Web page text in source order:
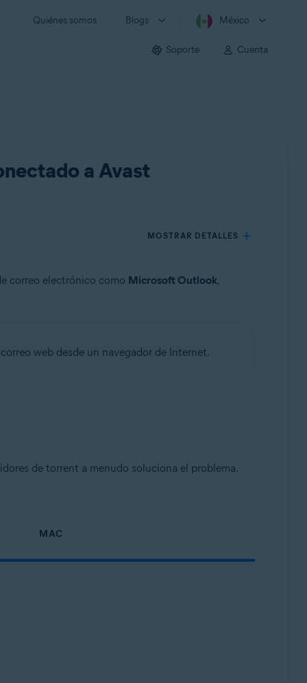
Quiénes somos Blogs México
Soporte Cuenta
a Avast
MOSTRAR DETALLES
correo electrónico como Microsoft Outlook,
web desde un navegador de Internet.
de torrent a menudo soluciona el problema.
MAC